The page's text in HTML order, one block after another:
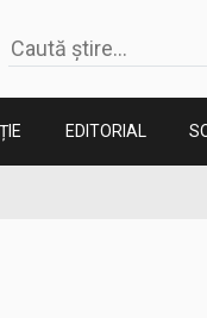
EDITORIAL